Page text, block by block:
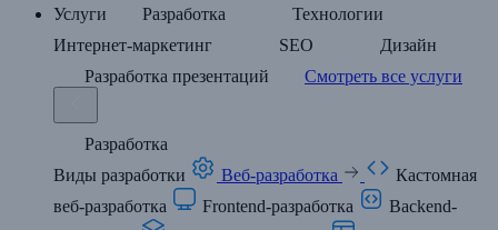
Услуги Разработка
Технологии
Интернет-маркетинг
SEO
Дизайн
Разработка презентаций
Смотреть все услуги
Разработка
Виды разработки
Веб-разработка
Кастомная
веб-разработка
Frontend-разработка
Backend-